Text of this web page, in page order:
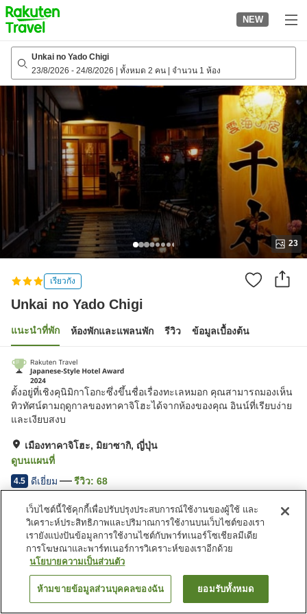
to
top
page
NEW
Unkai no Yado Chigi
23/8/2026 - 24/8/2026 ทั้งหมด 2 คน จำนวน 1 ห้อง
23
เรียวกัง
Unkai no Yado Chigi
แนะนำที่พัก ห้องพักและแพลนพัก รีวิว ข้อมูลเบื้องต้น
ตั้งอยู่ที่เชิงคุนิมิกาโอกะซึ่งขึ้นชื่อเรื่องทะเลหมอก คุณสามารถมองเห็น
ทิวทัศน์ตามฤดูกาลของทาคาจิโฮะได้จากห้องของคุณ อินน์ที่เรียบง่าย
และเงียบสงบ
เมืองทาคาจิโฮะ, มิยาซากิ, ญี่ปุ่น
ดูบนแผนที่
4.5 ดีเยี่ยม รีวิว: 68
สิ่งอำนวยความสะดวกในที่พัก
ที่จอดรถ
ตู้จำหน่ายอัตโนมัติ
ร้านค้า
บริการรับส่ง
หน้าแรก ญี่ปุ่น มิยาซากิ เมืองทาคาจิโฮะ Unkai no Yado Chigi
ค้นหาห้องพัก
เว็บไซต์นี้ใช้คุกกี้เพื่อปรับปรุงประสบการณ์ใช้งานของผู้ใช้ และ
วิเคราะห์ประสิทธิภาพและปริมาณการใช้งานบนเว็บไซต์ของเรา
เรายังแบ่งปันข้อมูลการใช้งานไซต์กับพาร์ทเนอร์โซเชียลมีเดีย
การโฆษณาและพาร์ทเนอร์การวิเคราะห์ของเราอีกด้วย
นโยบายความเป็นส่วนตัว
ห้ามขายข้อมูลส่วนบุคคลของฉัน ยอมรับทั้งหมด